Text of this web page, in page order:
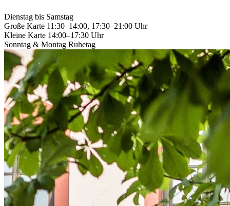
Dienstag bis Samstag
Große Karte 11:30–14:00, 17:30–21:00 Uhr
Kleine Karte 14:00–17:30 Uhr
Sonntag & Montag Ruhetag